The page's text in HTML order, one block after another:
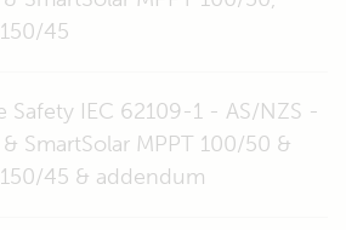
45
Safety IEC 62109-1 - AS/NZS -
SmartSolar MPPT 100/50 &
45 & addendum